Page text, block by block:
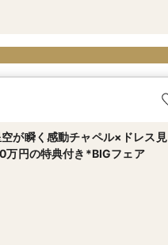
が瞬く感動チャペル×ドレス見
万円の特典付き*BIGフェア